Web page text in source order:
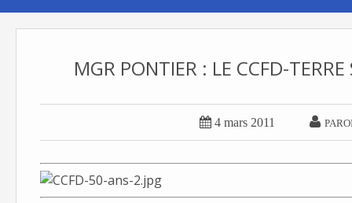
MGR PONTIER : LE CCFD-
 4 mars 2011 